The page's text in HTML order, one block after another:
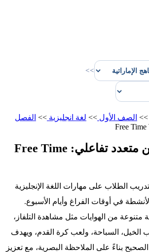
>>
>> الصف الأول >> لغة انجليزية >> الفصل
Free
اختبار اختيار من متعدد تفاعلي: Free Time
الطلاب على مهارات اللغة الإنجليزية
في أوقات الفراغ وأيام الأسبوع.
من الهوايات مثل مشاهدة التلفاز،
السباحة، ولعب كرة القدم، ويهدف
بناءً على الملاحظة البصرية، مع تعزيز